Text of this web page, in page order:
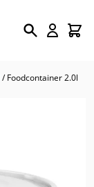
/ Foodcontainer 2.0l